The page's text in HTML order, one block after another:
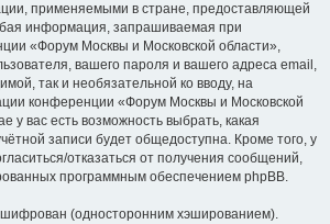
применяемыми в стране, предоставляющей
информация, запрашиваемая при
«Форум Москвы и Московской области»,
вашего пароля и вашего адреса email,
так и необязательной ко вводу, на
конференции «Форум Москвы и Московской
у вас есть возможность выбрать, какая
записи будет общедоступна. Кроме того, у
отказаться от получения сообщений,
программным обеспечением phpBB.
(односторонним хэшированием).